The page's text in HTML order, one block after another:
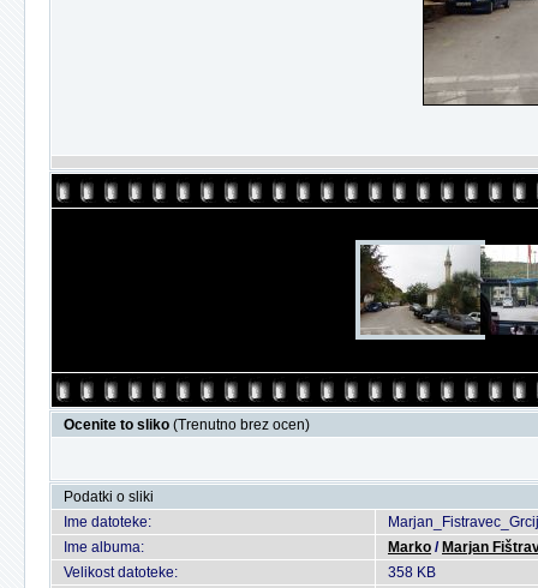
Ocenite to sliko (Trenutno brez ocen)
Podatki o sliki
Ime datoteke:
Ime albuma:
Marko / Marjan
Velikost datoteke:
358 KB